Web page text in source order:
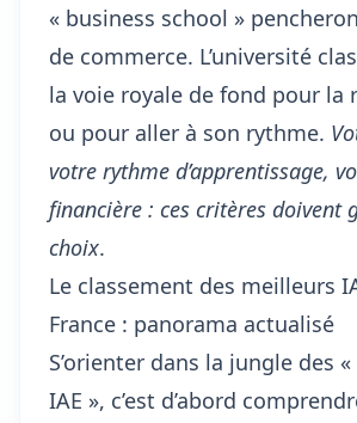
« business school »
de commerce. L’université
la voie royale de fond pour la
ou pour aller à son rythme.
votre rythme d’apprentissage,
financière : ces critères doivent
choix.
Le classement des meilleurs
France : panorama actualisé
S’orienter dans la jungle des
IAE », c’est d’abord